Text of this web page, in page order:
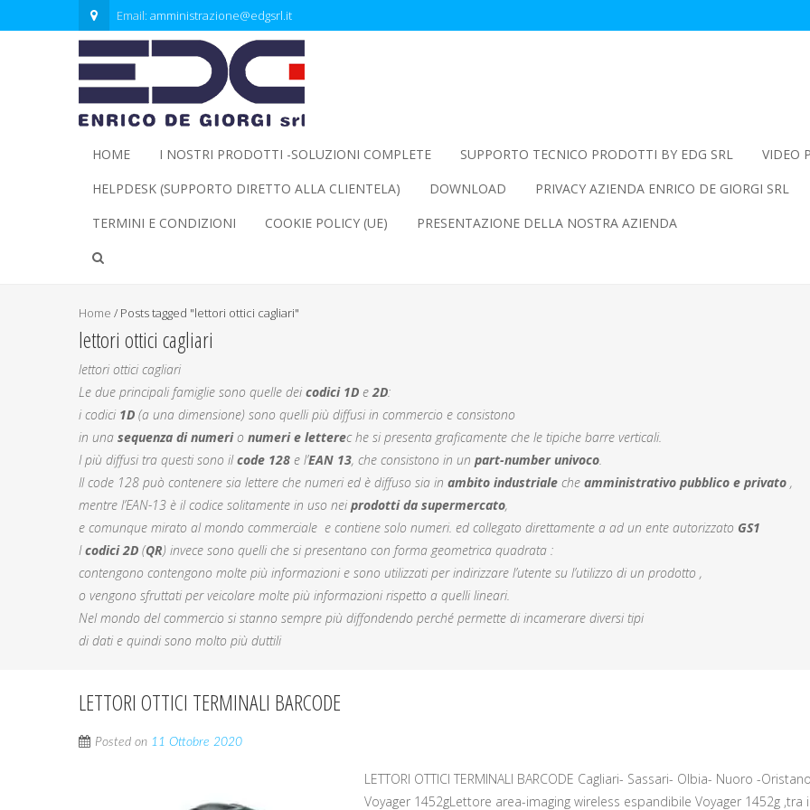
Email: amministrazione@edgsrl.it
HOME I NOSTRI PRODOTTI -SOLUZIONI COMPLETE SUPPORTO TECNICO PRODOTTI BY EDG SRL
VIDEO
HELPDESK (SUPPORTO DIRETTO ALLA CLIENTELA)
DOWNLOAD PRIVACY AZIENDA ENRICO DE GIORGI SRL
TERMINI E CONDIZIONI
COOKIE POLICY (UE) PRESENTAZIONE DELLA NOSTRA AZIENDA
Home / Posts tagged "lettori ottici cagliari"
lettori ottici cagliari
lettori ottici cagliari
Le due principali famiglie sono quelle dei codici 1D e2D:
i codici 1D (a una dimensione) sono quelli più diffusi in commercio e consistono
in una sequenza di numerio numeri e letterec he si presenta graficamente che le tipiche barre verticali.
I più diffusi tra questi sono ilcode 128 e l’EAN 13, che consistono in un part-number univoco.
Il code 128 può contenere sia lettere che numeri ed è diffuso sia in ambito industriale che amministrativo pubblico e privato ,
mentre l’EAN-13 è il codice solitamente in uso nei prodotti da supermercato,
e comunque mirato al mondo commerciale e contiene solo numeri. ed collegato direttamente a ad un ente autorizzato GS1
Icodici 2D (QR) invece sono quelli che si presentano con forma geometrica quadrata :
contengono contengono molte più informazioni e sono utilizzati per indirizzare l’utente su l’utilizzo di un prodotto ,
o vengono sfruttati per veicolare molte più informazioni rispetto a quelli lineari.
Nel mondo del commercio si stanno sempre più diffondendo perché permette di incamerare diversi tipi
di dati e quindi sono molto più duttili
LETTORI OTTICI TERMINALI BARCODE
Posted on 11 Ottobre 2020
LETTORI OTTICI TERMINALI BARCODE Cagliari- Sassari- Olbia- Nuoro -Oristano
Voyager 1452gLettore area-imaging wireless espandibile Voyager 1452g ,tra